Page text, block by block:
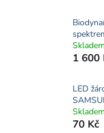
Skladem
1 600
LED
Skladem
70 Kč